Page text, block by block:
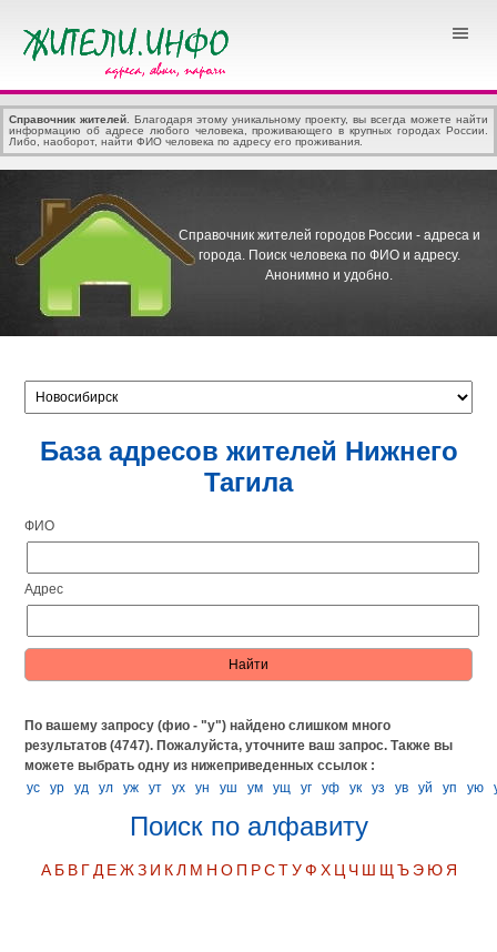
Справочник жителей . Благодаря этому уникальному проекту, вы всегда можете найти
информацию об адресе любого человека, проживающего в крупных городах России.
Либо, наоборот, найти ФИО человека по адресу его проживания.
Справочник жителей городов России - адреса и
города. Поиск человека по ФИО и адресу.
Анонимно и удобно.
База адресов жителей Нижнего
Тагила
ФИО
Адрес
По вашему запросу (фио - "у") найдено слишком много
результатов (4747). Пожалуйста, уточните ваш запрос.Также вы
можете выбрать одну из нижеприведенных ссылок :
ус
ур уд ул уж ут ух ун уш ум ущ уг уф ук уз ув уй уп ую
Поиск по алфавиту
А Б В Г Д Е Ж З И К Л М Н О П Р С Т У Ф Х Ц Ч Ш Щ Ъ Э Ю Я